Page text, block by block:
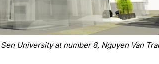
University at number 8, Nguyen Van